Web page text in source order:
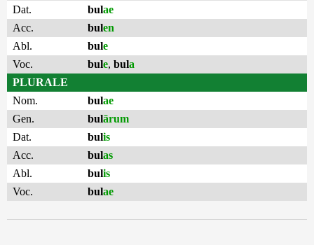
Dat.
bulae
Acc.
bulen
Abl.
bule
Voc.
bule, bula
PLURALE
Nom.
bulae
Gen.
bulārum
Dat.
bulis
Acc.
bulas
Abl.
bulis
Voc.
bulae